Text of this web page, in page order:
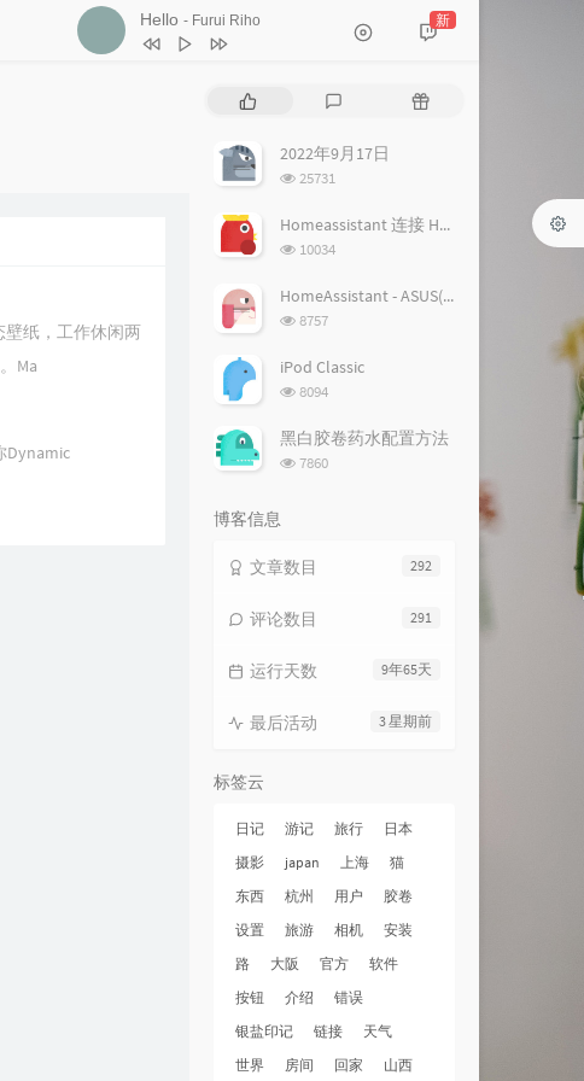
Hello - Furui Riho 新
壁纸，工作休闲两
Ma
Dynamic
评
随
2022年9月17日
浏
次
25731
Homeassistant 连接 Homekit 方法
浏
次
10034
HomeAssistant - ASUS(梅林) 路由追踪设置
浏
次
8757
iPod Classic
浏
次
数:
8094
黑白胶卷药水配置方法
浏
7860
博客信息
292
文章数目
291
评论数目
9年65天
运行天数
3 星期前
最后活动
标签云
日记 游记 旅行
日本
摄影
japan 上海
猫
东西
杭州 用户
胶卷
设置
旅游 相机
安装
路
大阪 官方
软件
按钮
介绍
错误
银盐印记
链接
天气
世界
房间 回家 山西